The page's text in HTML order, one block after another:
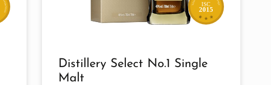
2015
ISC
Distillery Select No.1 Single
Malt